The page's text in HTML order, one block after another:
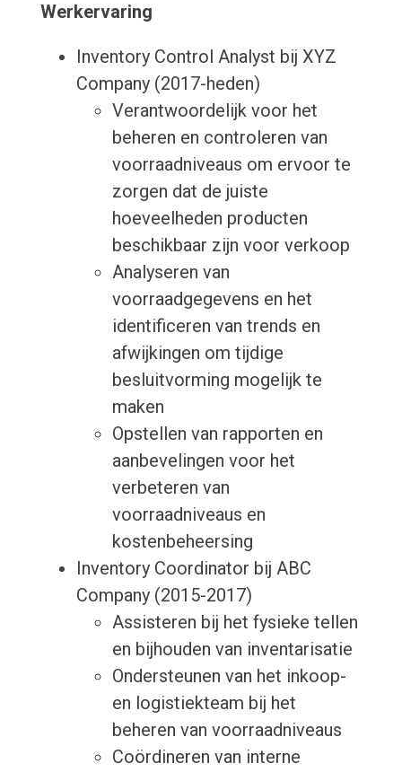
Werkervaring
Inventory Control Analyst bij XYZ
Company (2017-heden)
Verantwoordelijk voor het
beheren en controleren van
voorraadniveaus om ervoor te
zorgen dat de juiste
hoeveelheden producten
beschikbaar zijn voor verkoop
Analyseren van
voorraadgegevens en het
identificeren van trends en
afwijkingen om tijdige
besluitvorming mogelijk te
maken
Opstellen van rapporten en
aanbevelingen voor het
verbeteren van
voorraadniveaus en
kostenbeheersing
Inventory Coordinator bij ABC
Company (2015-2017)
Assisteren bij het fysieke tellen
en bijhouden van inventarisatie
Ondersteunen van het inkoop-
en logistiekteam bij het
beheren van voorraadniveaus
Coördineren van interne